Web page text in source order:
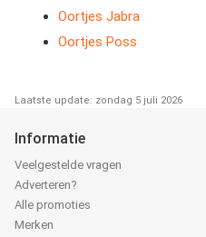
Oortjes Jabra
Oortjes Poss
Laatste update: zondag 5 juli 2026
Informatie
Veelgestelde vragen
Adverteren?
Alle promoties
Merken